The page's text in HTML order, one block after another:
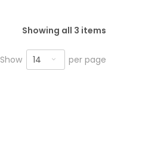
Showing all 3 items
Show 14 per page